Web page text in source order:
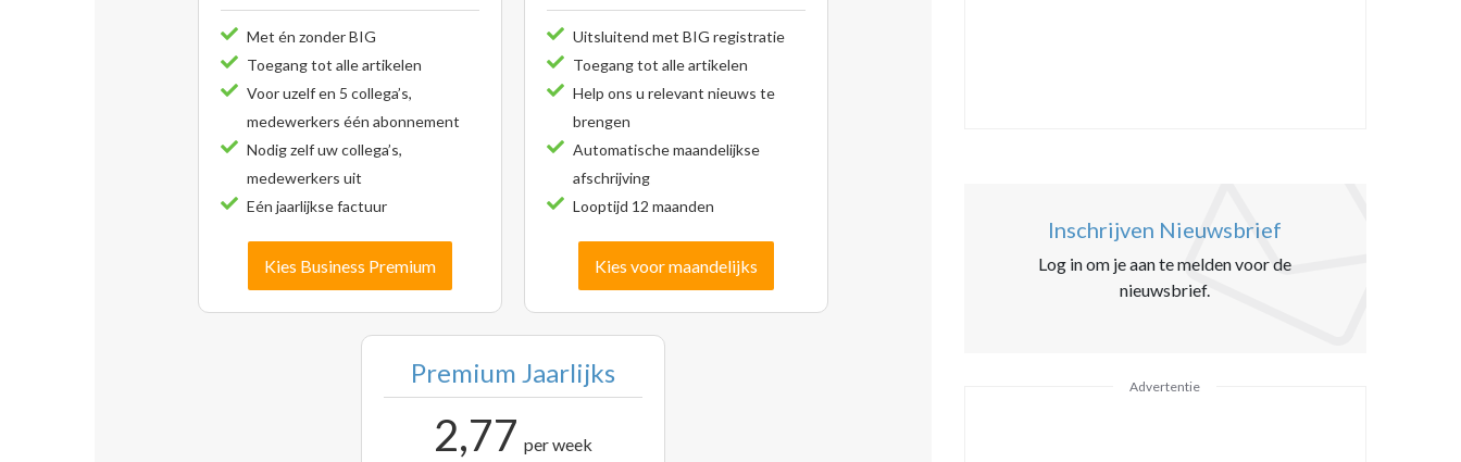
Met én zonder BIG
Toegang tot alle artikelen
Voor uzelf en 5 collega’s,
medewerkers één abonnement
Nodig zelf uw collega’s,
medewerkers uit
Eén jaarlijkse factuur
Kies Business Premium
Uitsluitend met BIG registratie
Toegang tot alle artikelen
Help ons u relevant nieuws te
brengen
Automatische maandelijkse
afschrijving
Looptijd 12 maanden
Kies voor maandelijks
Premium Jaarlijks
2,77 per week
Inschrijven Nieuwsbrief
Log in om je aan te melden voor de
nieuwsbrief.
Advertentie